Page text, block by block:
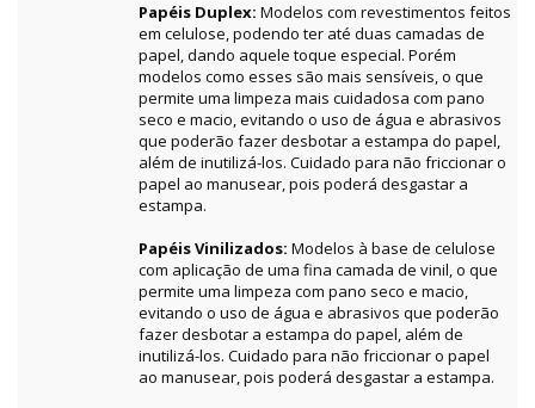
Papéis Duplex: Modelos com revestimentos feitos
em celulose, podendo ter até duas camadas de
papel, dando aquele toque especial. Porém
modelos como esses são mais sensíveis, o que
permite uma limpeza mais cuidadosa com pano
seco e macio, evitando o uso de água e abrasivos
que poderão fazer desbotar a estampa do papel,
além de inutilizá-los. Cuidado para não friccionar o
papel ao manusear, pois poderá desgastar a
estampa.
Papéis Vinilizados: Modelos à base de celulose
com aplicação de uma fina camada de vinil, o que
permite uma limpeza com pano seco e macio,
evitando o uso de água e abrasivos que poderão
fazer desbotar a estampa do papel, além de
inutilizá-los. Cuidado para não friccionar o papel
ao manusear, pois poderá desgastar a estampa.